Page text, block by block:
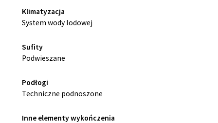
Klimatyzacja
System wody lodowej
Sufity
Podwieszane
Podłogi
Techniczne podnoszone
Inne elementy wykończenia